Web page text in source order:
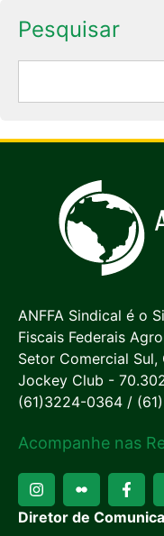
Pesquisar
ANFFA Sindical é o
Fiscais Federais
Setor Comercial Sul,
Jockey Club -
(61)3224-0364 /
Acompanhe nas
Diretor de